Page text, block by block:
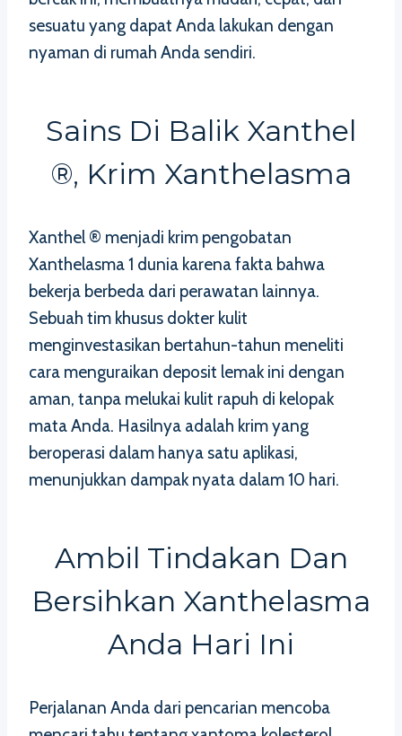
sesuatu yang dapat Anda lakukan dengan
nyaman di rumah Anda sendiri.
Sains Di Balik Xanthel
®, Krim Xanthelasma
Xanthel ® menjadi krim pengobatan
Xanthelasma 1 dunia karena fakta bahwa
bekerja berbeda dari perawatan lainnya.
Sebuah tim khusus dokter kulit
menginvestasikan bertahun-tahun meneliti
cara menguraikan deposit lemak ini dengan
aman, tanpa melukai kulit rapuh di kelopak
mata Anda. Hasilnya adalah krim yang
beroperasi dalam hanya satu aplikasi,
menunjukkan dampak nyata dalam 10 hari.
Ambil Tindakan Dan
Bersihkan Xanthelasma
Anda Hari Ini
Perjalanan Anda dari pencarian mencoba